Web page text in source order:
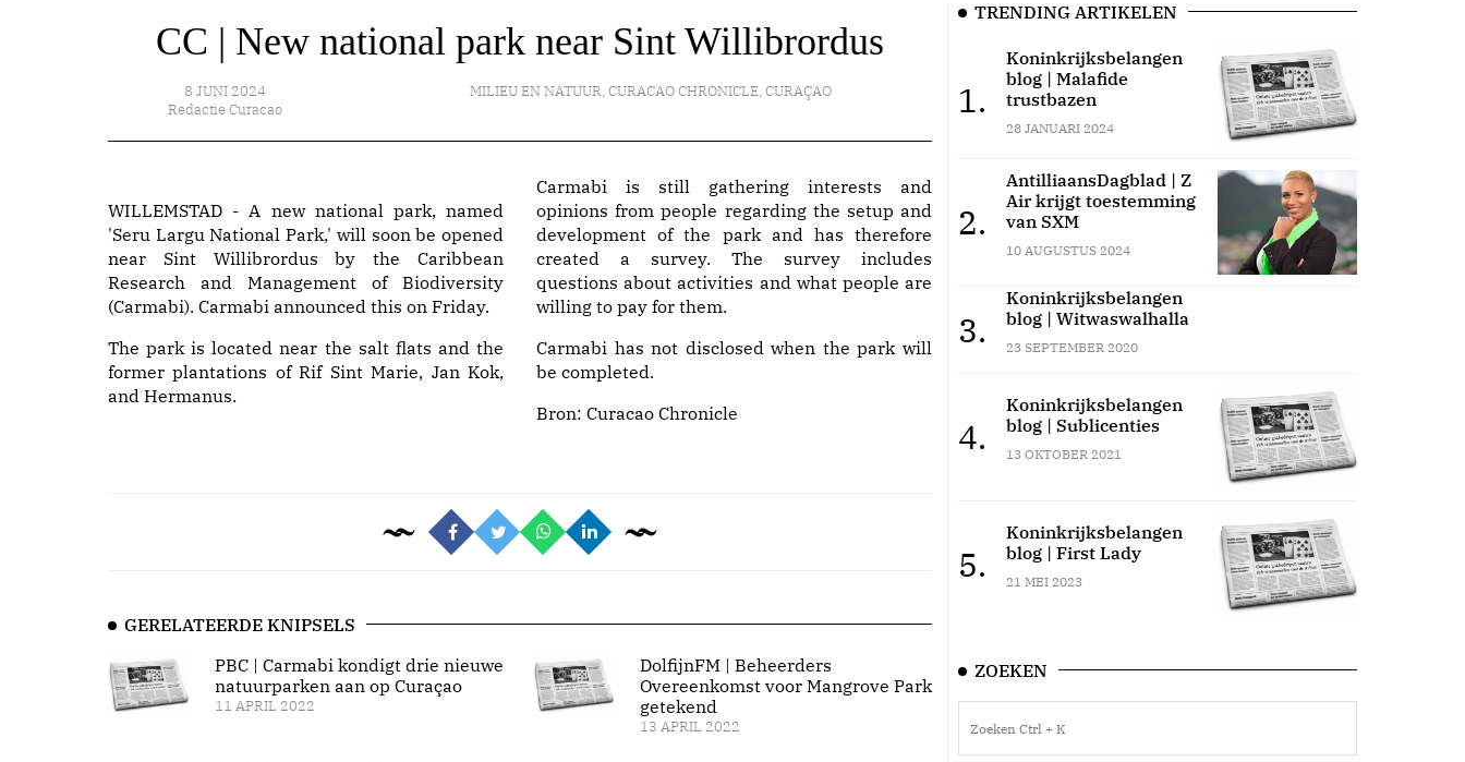
CC | New national park near Sint Willibrordus
8 JUNI 2024
Redactie Curacao
MILIEU EN NATUUR, CURACAO CHRONICLE, CURAÇAO
WILLEMSTAD - A new national park, named
'Seru Largu National Park,' will soon be opened
near Sint Willibrordus by the Caribbean
Research and Management of Biodiversity
(Carmabi). Carmabi announced this on Friday.
The park is located near the salt flats and the
former plantations of Rif Sint Marie, Jan Kok,
and Hermanus.
Carmabi is still gathering interests and
opinions from people regarding the setup and
development of the park and has therefore
created a survey. The survey includes
questions about activities and what people are
willing to pay for them.
Carmabi has not disclosed when the park will
be completed.
Bron: Curacao Chronicle
GERELATEERDE KNIPSELS
PBC | Carmabi kondigt drie nieuwe
natuurparken aan op Curaçao
11 APRIL 2022
DolfijnFM | Beheerders
Overeenkomst voor Mangrove Park
getekend
13 APRIL 2022
TRENDING ARTIKELEN
1.
Koninkrijksbelangen
blog | Malafide
trustbazen
28 JANUARI 2024
2.
AntilliaansDagblad | Z
Air krijgt toestemming
van SXM
10 AUGUSTUS 2024
3.
Koninkrijksbelangen
blog | Witwaswalhalla
23 SEPTEMBER 2020
4.
Koninkrijksbelangen
blog | Sublicenties
13 OKTOBER 2021
5.
Koninkrijksbelangen
blog | First Lady
21 MEI 2023
ZOEKEN